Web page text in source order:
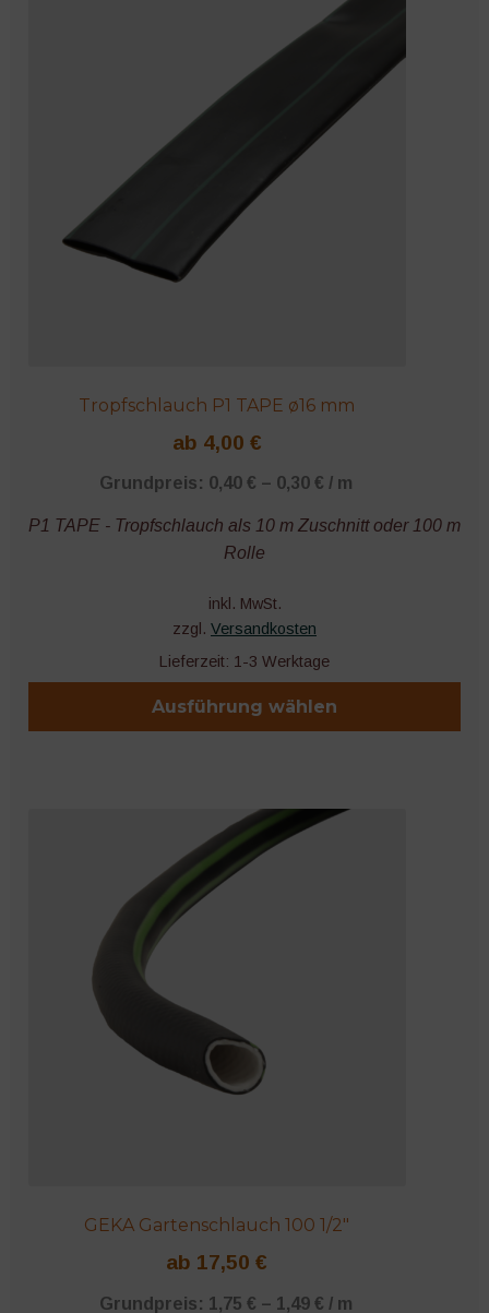
Tropfschlauch P1 TAPE ø16 mm
ab 4,00 €
Grundpreis: 0,40 € – 0,30 € / m
P1 TAPE - Tropfschlauch als 10 m Zuschnitt oder 100 m
Rolle
inkl. MwSt.
zzgl. Versandkosten
Lieferzeit: 1-3 Werktage
Ausführung wählen
Produktseite
GEKA Gartenschlauch 100 1/2″
ab 17,50€
Grundpreis: 1,75 € – 1,49 € / m